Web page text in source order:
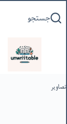
به
جستجو
تصاویر